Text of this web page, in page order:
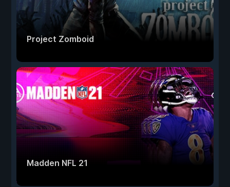
Project Zomboid
Madden NFL 21